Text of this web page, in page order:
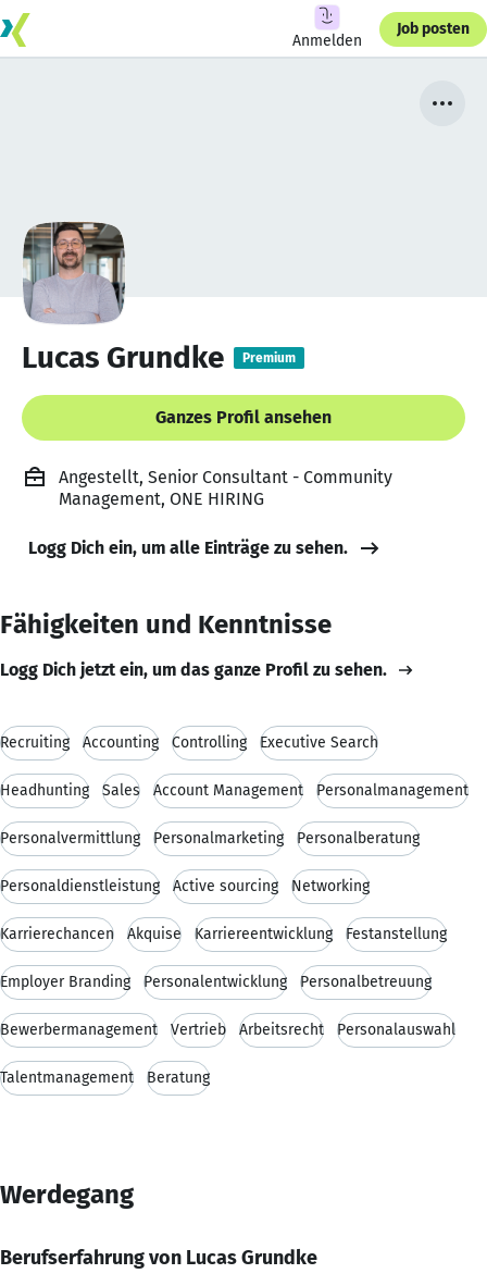
Anmelden
Job posten
Lucas Grundke Premium
Ganzes Profil ansehen
Angestellt, Senior Consultant - Community
Management, ONE HIRING
Logg Dich ein, um alle Einträge zu sehen.
Fähigkeiten und Kenntnisse
Logg Dich jetzt ein, um das ganze Profil zu sehen.
Recruiting Accounting Controlling Executive Search
Headhunting Sales Account Management Personalmanagement
Personalvermittlung Personalmarketing Personalberatung
Personaldienstleistung Active sourcing Networking
Karrierechancen Akquise Karriereentwicklung Festanstellung
Employer Branding Personalentwicklung Personalbetreuung
Bewerbermanagement Vertrieb Arbeitsrecht Personalauswahl
Talentmanagement Beratung
Werdegang
Berufserfahrung von Lucas Grundke